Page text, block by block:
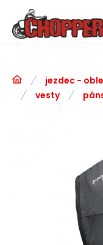
jezdec -
vesty